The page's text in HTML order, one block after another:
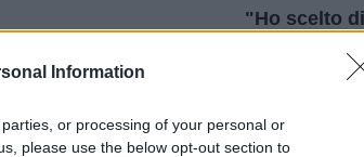
Information
or processing of your personal or
please use the below opt-out section to
"Ho scelto
il velo e di
per chi è